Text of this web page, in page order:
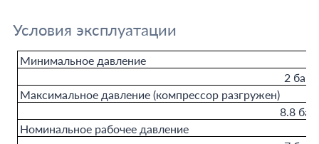
Условия эксплуатации
Минимальное давление
2 бар
Максимальное давление (компрессор разгружен)
8.8 бар
Номинальное рабочее давление